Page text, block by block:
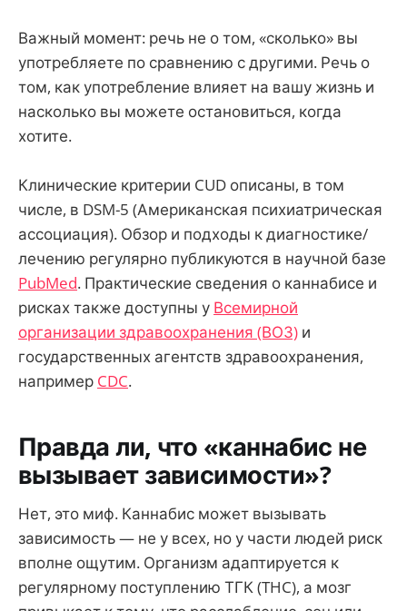
Важный момент: речь не о том, «сколько» вы
употребляете по сравнению с другими. Речь о
том, как употребление влияет на вашу жизнь и
насколько вы можете остановиться, когда
хотите.
Клинические критерии CUD описаны, в том
числе, в DSM-5 (Американская психиатрическая
ассоциация). Обзор и подходы к диагностике/
лечению регулярно публикуются в научной базе
PubMed. Практические сведения о каннабисе и
рисках также доступны у Всемирной
организации здравоохранения (ВОЗ) и
государственных агентств здравоохранения,
например CDC.
Правда ли, что «каннабис не
вызывает зависимости»?
Нет, это миф. Каннабис может вызывать
зависимость — не у всех, но у части людей риск
вполне ощутим. Организм адаптируется к
регулярному поступлению ТГК (THC), а мозг